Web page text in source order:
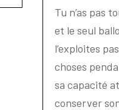
Tu n’as pas
et le seul
l’exploites
choses
sa capacité
conserver